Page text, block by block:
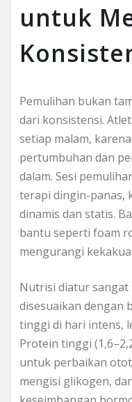
untuk
Pemulihan bukan
dari konsistensi.
setiap malam,
pertumbuhan dan
dalam. Sesi
terapi dingin-panas,
dinamis dan statis.
bantu seperti foam
mengurangi
Nutrisi diatur sangat
disesuaikan dengan
tinggi di hari intens,
Protein tinggi
untuk perbaikan
mengisi glikogen,